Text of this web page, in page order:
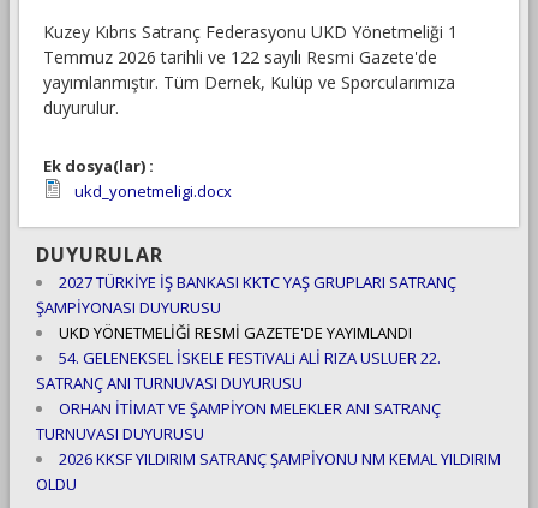
Kuzey Kıbrıs Satranç Federasyonu UKD Yönetmeliği 1
Temmuz 2026 tarihli ve 122 sayılı Resmi Gazete'de
yayımlanmıştır. Tüm Dernek, Kulüp ve Sporcularımıza
duyurulur.
Ek dosya(lar) :
ukd_yonetmeligi.docx
DUYURULAR
2027 TÜRKİYE İŞ BANKASI KKTC YAŞ GRUPLARI SATRANÇ
ŞAMPİYONASI DUYURUSU
UKD YÖNETMELİĞİ RESMİ GAZETE'DE YAYIMLANDI
54. GELENEKSEL İSKELE FESTiVALi ALİ RIZA USLUER 22.
SATRANÇ ANI TURNUVASI DUYURUSU
ORHAN İTİMAT VE ŞAMPİYON MELEKLER ANI SATRANÇ
TURNUVASI DUYURUSU
2026 KKSF YILDIRIM SATRANÇ ŞAMPİYONU NM KEMAL YILDIRIM
OLDU